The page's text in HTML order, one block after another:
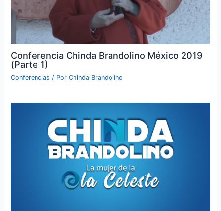
Conferencia Chinda Brandolino México 2019
(Parte 1)
Conferencias / PorChinda Brandolino